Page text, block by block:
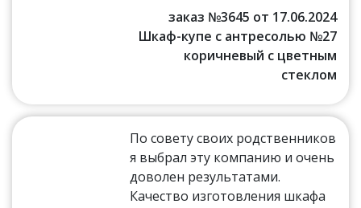
заказ №3645 от 17.06.2024
Шкаф-купе с антресолью №27
коричневый с цветным
стеклом
По совету своих родственников
я выбрал эту компанию и очень
доволен результатами.
Качество изготовления шкафа